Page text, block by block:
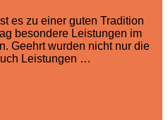
es zu einer guten Tradition
besondere Leistungen im
Geehrt wurden nicht nur die
Leistungen …